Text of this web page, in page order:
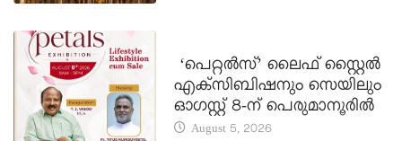
‘പെറ്റൽസ്’ ലൈഫ് സ്റ്റൈൽ
എക്സിബിഷനും സെയിലും
ഓഗസ്റ്റ് 8-ന് പെരുമാനൂരിൽ
August 5, 2026